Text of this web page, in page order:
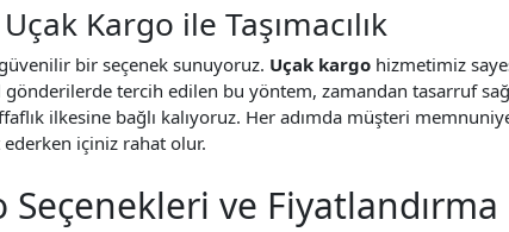
Kargo ile Taşımacılık
bir seçenek sunuyoruz. Uçak kargo hizmetimiz
tercih edilen bu yöntem, zamandan tasarruf
ilkesine bağlı kalıyoruz. Her adımda müşteri
içiniz rahat olur.
Seçenekleri ve Fiyatlandırma